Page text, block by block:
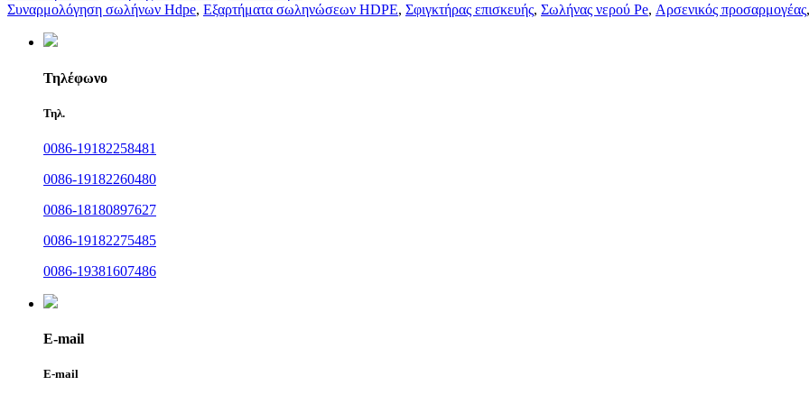
Συναρμολόγηση σωλήνων Hdpe, Εξαρτήματα σωληνώσεων HDPE, Σφιγκτήρας επισκευής, Σωλήνας νερού Pe, Αρσενικός προσαρμογέας,
Τηλέφωνο
Τηλ.
0086-19182258481
0086-19182260480
0086-18180897627
0086-19182275485
0086-19381607486
E-mail
E-mail